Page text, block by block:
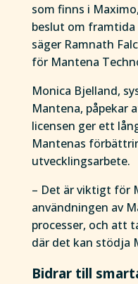
som finns i
beslut om
säger Ramnath
för Mantena
Monica Bjelland,
Mantena, påpekar
licensen ger ett
Mantenas
utvecklingsarbete.
– Det är viktigt för
användningen av
processer, och att
där det kan stödja
Bidrar till